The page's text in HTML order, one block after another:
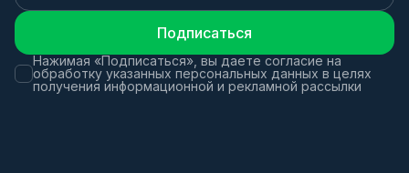
Подписаться
Нажимая «Подписаться», вы даете согласие на
обработку указанных персональных данных в целях
получения информационной и рекламной рассылки